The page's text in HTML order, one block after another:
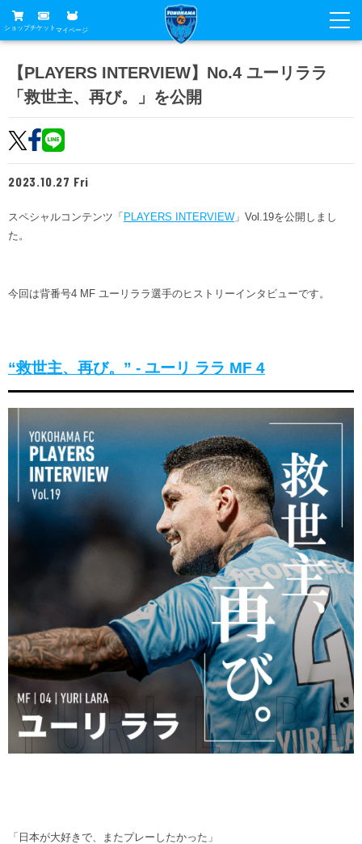
ショップチケット マイページ
グッズ
ホームタウン
トップチーム
アカデミー
試合
試合日程
チケット
チケットガイド
席種・価格表
チケット購入方法
チーム
選手・スタッフ
練習見学について
観戦ガイド
試合会場アクセス
ヒストリー
ホームタウン活動
横浜FCスポーツクラブ
ニッパツ横浜FCシーガルズ
クラブメンバー
スタータークラブ
スペシャルコンテンツ
オリジナルビール
試合日程・結果
アカデミー選手
アカデミースタッフ
フェニックスクラブ
サッカースクール
パートナー
パートナー一覧
あしながドリーム基金
お問い合わせ
お問い合わせ
【PLAYERS INTERVIEW】No.4 ユーリララ
「救世主、再び。」を公開
2023.10.27 Fri
スペシャルコンテンツ「 PLAYERS INTERVIEW 」Vol.19を公開しまし
た。
今回は背番号4 MF ユーリララ選手のヒストリーインタビューです。
“救世主、再び。” - ユーリ ララ MF 4
「日本が大好きで、またプレーしたかった」